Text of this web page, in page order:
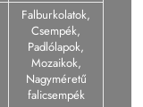
Falburkolatok,
Csempék,
Padlólapok,
Mozaikok,
Nagyméretű
falicsempék